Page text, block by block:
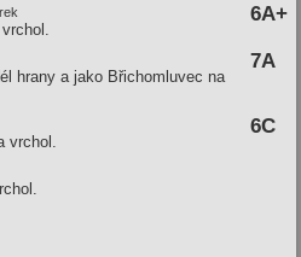
6A+
7A
hrany a jako Břichomluvec na
6C
vrchol.